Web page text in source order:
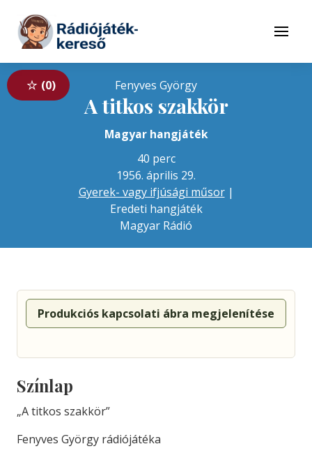
Tovább a tartalomhoz
Menü
0 Fenyves György
A titkos szakkör
Magyar hangjáték
40 perc
1956. április 29.
Gyerek- vagy ifjúsági műsor|
Eredeti hangjáték
Magyar Rádió
Produkciós kapcsolati ábra megjelenítése
Színlap
„A titkos szakkör”
Fenyves György rádiójátéka